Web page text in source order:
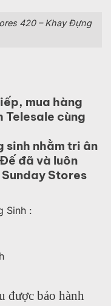
420 – Khay Đựng
mua hàng
Telesale cùng
sinh nhằm tri ân
đã và luôn
Stores
Sinh :
được bảo hành